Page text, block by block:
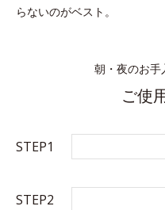
らないのがベスト。
朝・夜のお手
ご使
STEP1
STEP2